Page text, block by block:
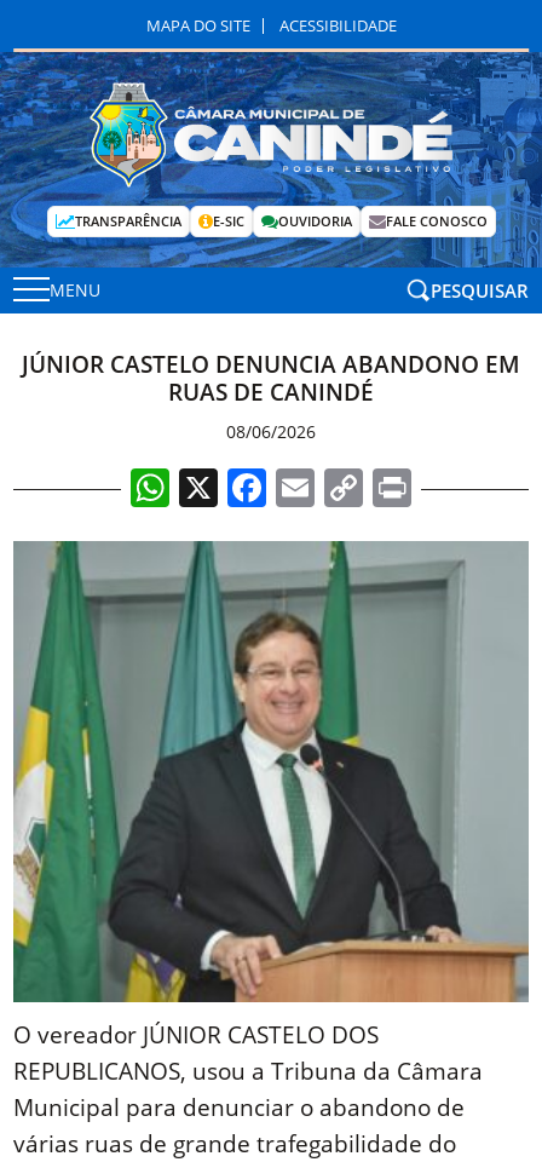
MAPA DO SITE ACESSIBILIDADE
TRANSPARÊNCIA E-SIC OUVIDORIA FALE CONOSCO
MENU PESQUISAR
JÚNIOR CASTELO DENUNCIA ABANDONO EM
RUAS DE CANINDÉ
08/06/2026
WhatsApp
X Facebook
EmailCopyPrint
O vereador JÚNIOR CASTELO DOS
REPUBLICANOS, usou a Tribuna da Câmara
Municipal para denunciar o abandono de
várias ruas de grande trafegabilidade do